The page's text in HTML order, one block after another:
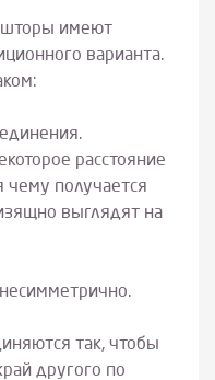
шторы имеют
варианта.
расстояние
чему получается
выглядят на
так, чтобы
другого по